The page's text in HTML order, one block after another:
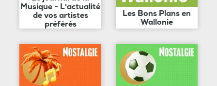
Musique - L'actualité
de vos artistes
préférés
Les Bons Plans en
Wallonie